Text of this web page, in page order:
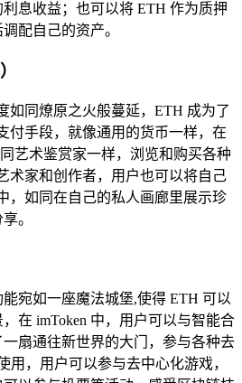
息收益；也可以将 ETH 作为质押
配自己的资产。
如同燎原之火般蔓延，ETH 成为了
付手段，就像通用的货币一样，在
艺术鉴赏家一样，浏览和购买各种
术家和创作者，用户也可以将自己
，如同在自己的私人画廊里展示珍
。
宛如一座魔法城堡,使得 ETH 可以
在 imToken 中，用户可以与智能合
扇通往新世界的大门，参与各种去
用，用户可以参与去中心化游戏，